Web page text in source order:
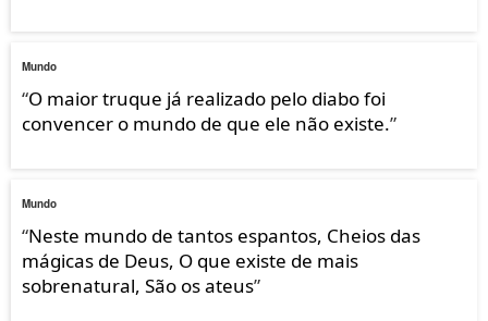
Mundo
“O maior truque já realizado pelo diabo foi
convencer o mundo de que ele não existe.”
Mundo
“Neste mundo de tantos espantos, Cheios das
mágicas de Deus, O que existe de mais
sobrenatural, São os ateus”